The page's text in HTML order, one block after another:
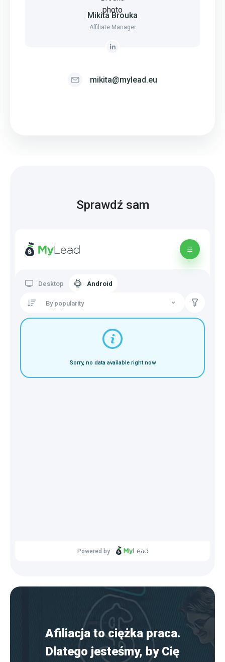
Mikita Brouka
Affiliate Manager
mikita@mylead.eu
Sprawdź sam
Afiliacja to ciężka praca.
Dlatego jesteśmy, by Cię